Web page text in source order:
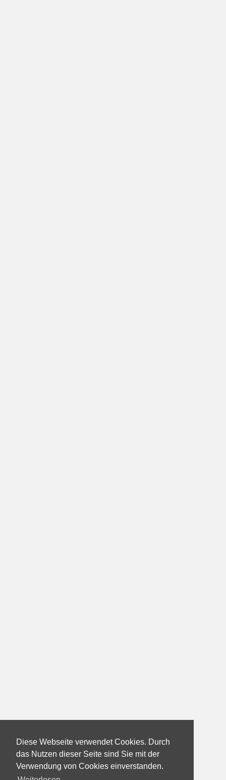
Diese Webseite verwendet Cookies. Durch
das Nutzen dieser Seite sind Sie mit der
Verwendung von Cookies einverstanden.